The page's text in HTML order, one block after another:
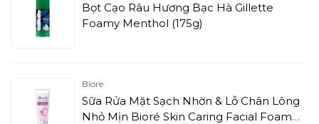
Bọt Cạo Râu Hương Bạc Hà Gillette
Foamy Menthol (175g)
Biore
Sữa Rửa Mặt Sạch Nhờn & Lỗ Chân Lông
Nhỏ Mịn Bioré Skin Caring Facial Foam